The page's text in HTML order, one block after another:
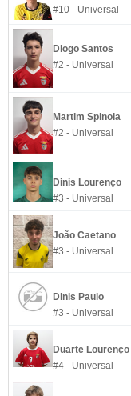
#10 - Universal
Diogo Santos
#2 - Universal
Martim Spinola
#2 - Universal
Dinis Lourenço
#3 - Universal
João Caetano
#3 - Universal
Dinis Paulo
#3 - Universal
Duarte Lourenço
#4 - Universal